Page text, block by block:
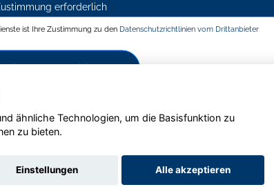
erforderlich
ist Ihre Zustimmung zu den Datenschutzrichtlinien vom Drittanbieter
und aktivieren
ähnliche Technologien, um die Basisfunktion zu
zu bieten.
Einstellungen Alle akzeptieren